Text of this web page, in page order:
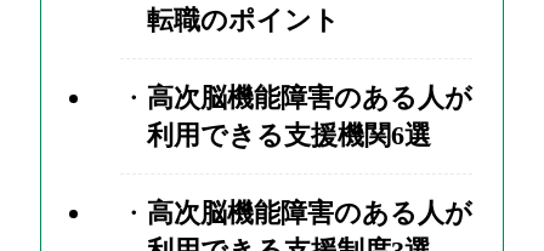
転職のポイント
高次脳機能障害のある人が
利用できる支援機関6選
高次脳機能障害のある人が